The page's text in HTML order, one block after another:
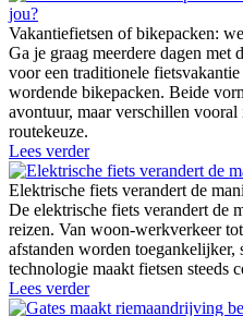
Vakantiefietsen of bikepacken:
Ga je graag meerdere dagen met
voor een traditionele
wordende bikepacken. Beide
avontuur, maar verschillen vooral
routekeuze.
Lees verder
Elektrische fiets verandert de
De elektrische fiets verandert de
reizen. Van woon-werkverkeer
afstanden worden toegankelijker,
technologie maakt fietsen steeds
Lees verder